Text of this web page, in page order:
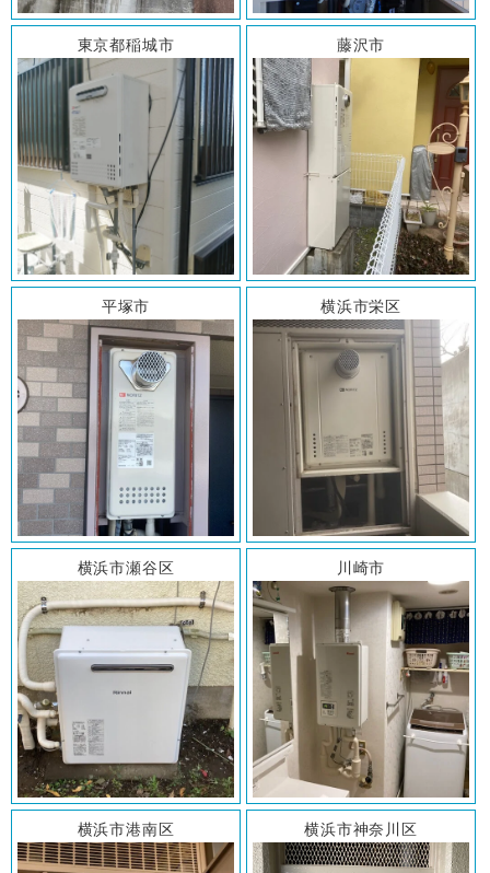
東京都稲城市 藤沢市
平塚市 横浜市栄区
横浜市瀬谷区 川崎市
横浜市港南区 横浜市神奈川区